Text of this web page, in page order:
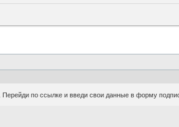
Перейди по ссылке и введи свои данные в форму